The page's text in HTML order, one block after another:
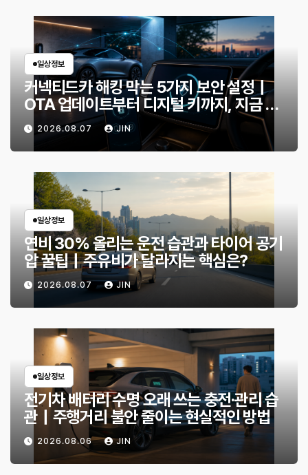
일상정보
커넥티드카 해킹 막는 5가지 보안 설정｜
OTA 업데이트부터 디지털 키까지, 지금 확
인할 것은?
2026.08.07 JIN
일상정보
연비 30% 올리는 운전 습관과 타이어 공기
압 꿀팁｜주유비가 달라지는 핵심은?
2026.08.07 JIN
일상정보
전기차 배터리 수명 오래 쓰는 충전·관리 습
관｜주행거리 불안 줄이는 현실적인 방법
2026.08.06 JIN